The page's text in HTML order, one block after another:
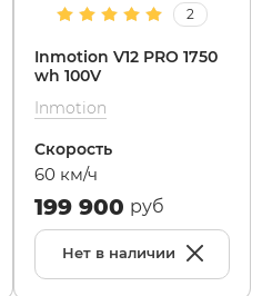
2
Inmotion V12 PRO 1750
wh 100V
Inmotion
Скорость
60 км/ч
199 900 руб
Нет в наличии